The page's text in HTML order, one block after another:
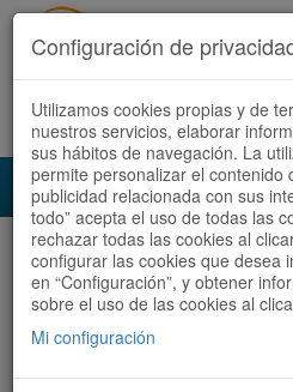
Acceder Registrate ahora
Audioruta Todas las rutas
Todas las rutas
Configuración de
Utilizamos cookies propias y de
nuestros servicios, elaborar
sus hábitos de navegación. La
permite personalizar el contenido
publicidad relacionada con sus
todo” acepta el uso de todas las
rechazar todas las cookies al
configurar las cookies que desea
en “Configuración”, y obtener
sobre el uso de las cookies al
Mi configuración